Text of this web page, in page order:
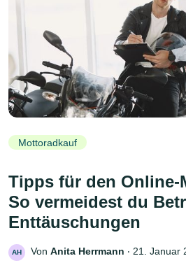
Mottoradkauf
Tipps für den Online-
So vermeidest du
Enttäuschungen
AH Von Anita Herrmann ‧ 21. Januar